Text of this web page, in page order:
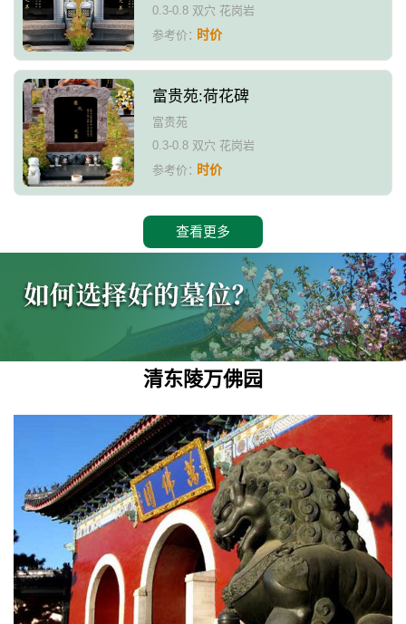
0.3-0.8 双穴 花岗岩
参考价：时价
富贵苑:荷花碑
富贵苑
0.3-0.8 双穴 花岗岩
参考价：时价
查看更多
清东陵万佛园